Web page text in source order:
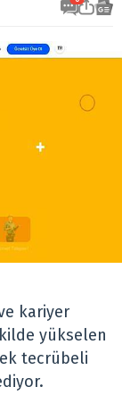
kariyer
yükselen
tecrübeli